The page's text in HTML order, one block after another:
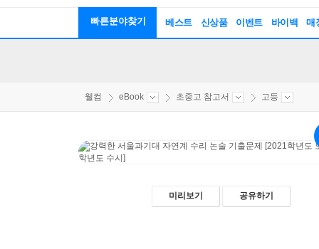
빠른분야찾기 베스트 신상품 이벤트 바이백 매
웰컴 eBook 초중고 참고서 고등
미리보기 공유하기